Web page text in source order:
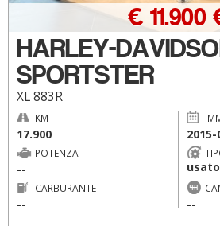
HARLEY-
SPORTSTER
XL 883R
€ 11.900
KM
17.900 2015-
POTENZA
-- usato
CARBURANTE
-- --